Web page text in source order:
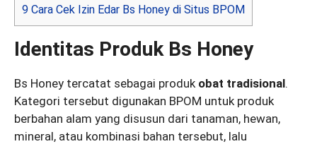
9 Cara Cek Izin Edar Bs Honey di Situs BPOM
Identitas Produk Bs Honey
Bs Honey tercatat sebagai produk obat tradisional.
Kategori tersebut digunakan BPOM untuk produk
berbahan alam yang disusun dari tanaman, hewan,
mineral, atau kombinasi bahan tersebut, lalu